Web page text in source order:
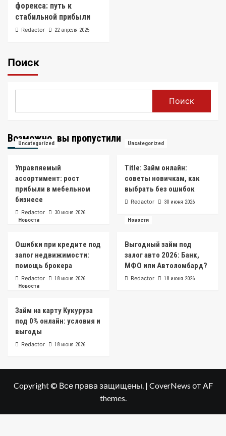
форекса: путь к
стабильной прибыли
Redactor 22 апреля 2025
Поиск
Поиск
Возможно, вы пропустили
Uncategorized
Управляемый
ассортимент: рост
прибыли в мебельном
бизнесе
Redactor 30 июня 2026
Uncategorized
Title: Займ онлайн:
советы новичкам, как
выбрать без ошибок
Redactor 30 июня 2026
Новости
Ошибки при кредите под
залог недвижимости:
помощь брокера
Redactor 18 июня 2026
Новости
Выгодный займ под
залог авто 2026: Банк,
МФО или Автоломбард?
Redactor
18 июня 2026
Новости
Займ на карту Кукуруза
под 0% онлайн: условия и
выгоды
Redactor 18 июня 2026
Copyright © Все права защищены. | CoverNews от AF
themes.